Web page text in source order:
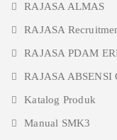
RAJASA ALMAS
RAJASA
RAJASA PDAM
RAJASA ABSENSI
Katalog Produk
Manual SMK3